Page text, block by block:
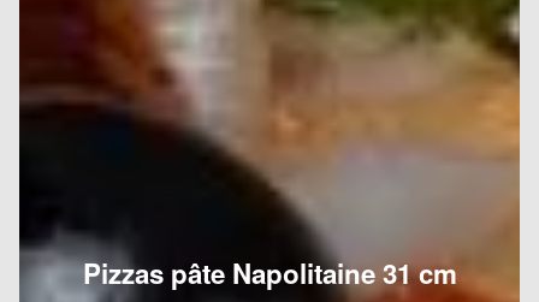
Pizzas pâte Napolitaine 31 cm